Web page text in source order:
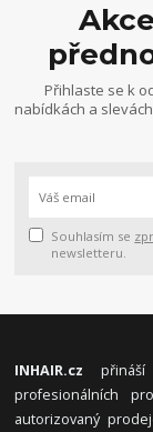
Přihlaste se k
nabídkách a
Souhlasím se
newsletteru.
INHAIR.cz přináší
profesionálních
autorizovaný